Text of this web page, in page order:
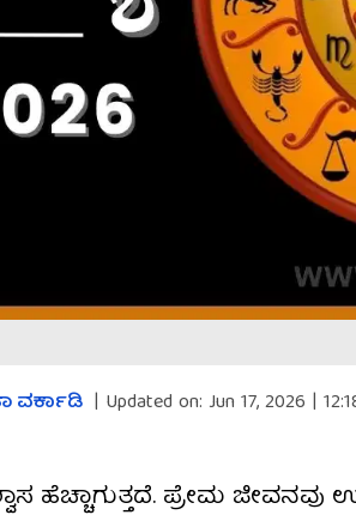
ವರ್ಕಾಡಿ | Updated on: Jun 17, 2026 |
ಹೆಚ್ಚಾಗುತ್ತದೆ. ಪ್ರೇಮ